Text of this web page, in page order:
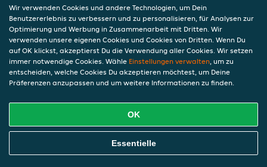
und den Schutz deiner personenbezogenen Daten haben.
Solltest du weitere Fragen oder Beschwerden in Bezug auf
die Verarbeitung deiner personenbezogenen Daten haben,
kontaktieren wir dich gerne. Wir würden uns auch über
Tipps oder Vorschläge zur Verbesserung unserer Erklärung
freuen.
JET nimmt den Schutz personenbezogener Daten sehr ernst
und daher ergreifen wir angemessene Maßnahmen, um
deine personenbezogenen Daten vor Missbrauch, Verlust,
unbefugtem Zugriff, unerwünschter Offenlegung und
Wir verwenden Cookies und andere Technologien, um Dein
Benutzererlebnis zu verbessern und zu personalisieren, für Analysen zur
Optimierung und Werbung in Zusammenarbeit mit Dritten. Wir
verwenden unsere eigenen Cookies und Cookies von Dritten. Wenn Du
auf OK klickst, akzeptierst Du die Verwendung aller Cookies. Wir setzen
immer notwendige Cookies. Wähle Einstellungen verwalten, um zu
entscheiden, welche Cookies Du akzeptieren möchtest, um Deine
Präferenzen anzupassen und um weitere Informationen zu finden.
OK
Essentielle